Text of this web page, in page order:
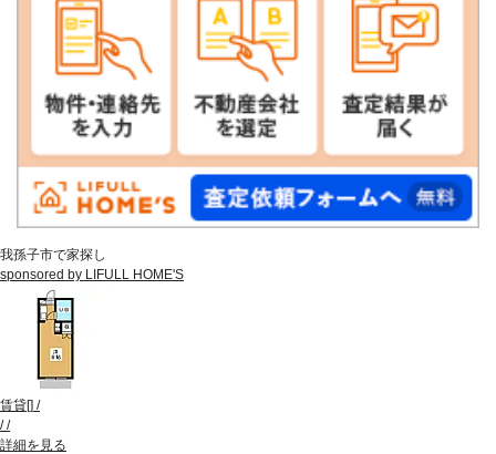
我孫子市で家探し
sponsored by LIFULL HOME'S
賃貸[] /
//
詳細を見る